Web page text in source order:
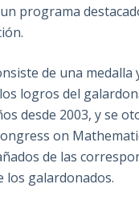
programa
de una medalla
logros del
desde 2003, y se
on
de las
los galardonados.